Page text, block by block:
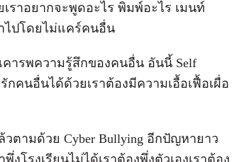
เราอยากจะพูดอะไร พิมพ์อะไร เมนท์
ไปโดยไม่แคร์คนอื่น
คารพความรู้สึกของคนอื่น อันนี้ Self
กคนอื่นได้ด้วยเราต้องมีความเอื้อเฟื้อเผื่อ
ตามด้วย Cyber Bullying อีกปัญหายาว
รงเรียนไม่ได้เราต้องพึ่งตัวเองเราต้อง